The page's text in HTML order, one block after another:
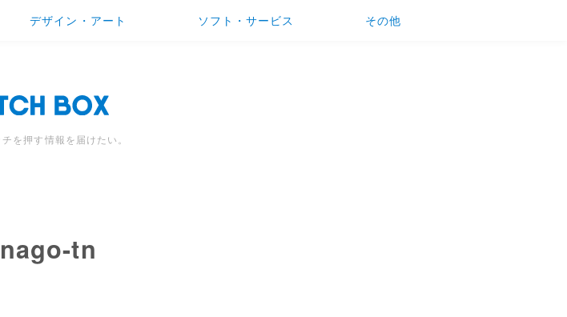
デザイン・アート ソフト・サービス その他
を押す情報を届けたい。
tn